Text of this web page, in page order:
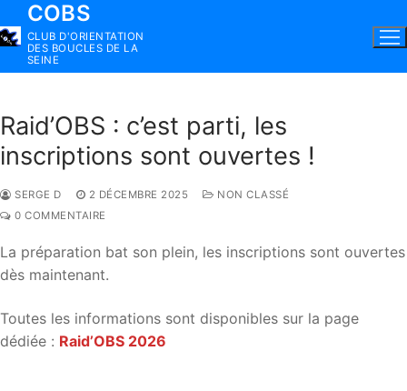
Aller
au
contenu
COBS
CLUB D'ORIENTATION
DES BOUCLES DE LA
SEINE
Raid’OBS : c’est parti, les
inscriptions sont ouvertes !
SERGE D 2 DÉCEMBRE 2025
NON CLASSÉ
0 COMMENTAIRE
La préparation bat son plein, les inscriptions sont ouvertes
dès maintenant.
Toutes les informations sont disponibles sur la page
dédiée : Raid’OBS 2026